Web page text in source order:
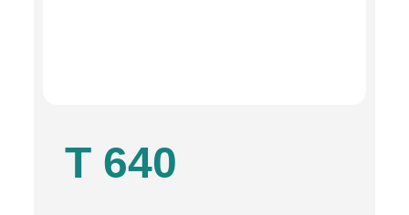
T 640